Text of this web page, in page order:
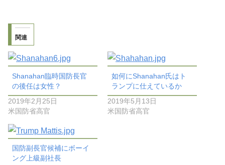
関連
Shanahan臨時国防長官
の後任は女性？
2019年2月25日
米国防省高官
如何にShanahan氏はト
ランプに仕えているか
2019年5月13日
米国防省高官
国防副長官候補にボーイ
ング上級副社長